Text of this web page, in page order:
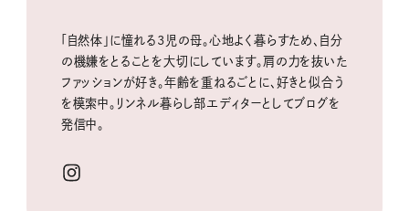
「自然体」に憧れる3児の母。心地よく暮らすため、自分
の機嫌をとることを大切にしています。肩の力を抜いた
ファッションが好き。年齢を重ねるごとに、好きと似合う
を模索中。リンネル暮らし部エディターとしてブログを
発信中。